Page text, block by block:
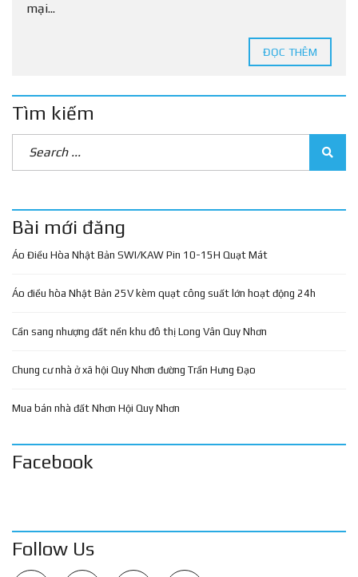
mại...
ĐỌC THÊM
Tìm kiếm
Bài mới đăng
Áo Điều Hòa Nhật Bản SWI/KAW Pin 10-15H Quạt Mát
Áo điều hòa Nhật Bản 25V kèm quạt công suất lớn hoạt động 24h
Cần sang nhượng đất nền khu đô thị Long Vân Quy Nhơn
Chung cư nhà ở xã hội Quy Nhơn đường Trần Hưng Đạo
Mua bán nhà đất Nhơn Hội Quy Nhơn
Facebook
Follow Us